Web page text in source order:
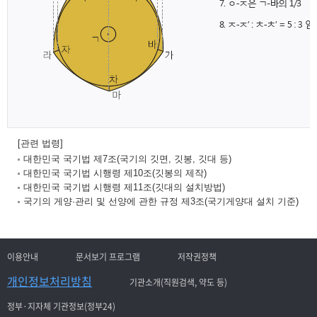
[관련 법령]
대한민국 국기법 제7조(국기의 깃면, 깃봉, 깃대 등)
대한민국 국기법 시행령 제10조(깃봉의 제작)
대한민국 국기법 시행령 제11조(깃대의 설치방법)
국기의 게양·관리 및 선양에 관한 규정 제3조(국기게양대 설치 기준)
이용안내 문서보기 프로그램 저작권정책
개인정보처리방침
기관소개(직원검색, 약도 등)
정부·지자체 기관정보(정부24)